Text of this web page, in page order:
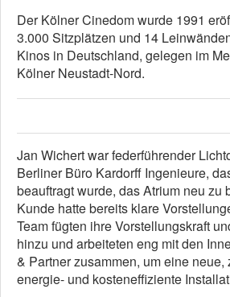
Der Kölner Cinedom wurde 1991
3.000 Sitzplätzen und 14
Kinos in Deutschland, gelegen im
Kölner Neustadt-Nord.
Jan Wichert war federführender
Berliner Büro Kardorff Ingenieure,
beauftragt wurde, das Atrium neu zu
Kunde hatte bereits klare
Team fügten ihre Vorstellungskraft
hinzu und arbeiteten eng mit den
& Partner zusammen, um eine neue,
energie- und kosteneffiziente